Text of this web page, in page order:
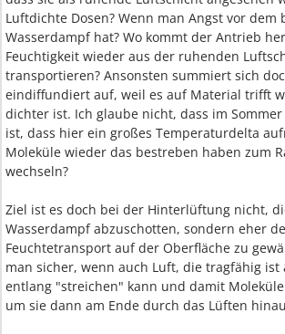
Luftdichte Dosen? Wenn man Angst vor dem
Wasserdampf hat? Wo kommt der Antrieb
Feuchtigkeit wieder aus der ruhenden
transportieren? Ansonsten summiert sich
eindiffundiert auf, weil es auf Material trifft
dichter ist. Ich glaube nicht, dass im
ist, dass hier ein großes Temperaturdelta
Moleküle wieder das bestreben haben zum
wechseln?
Ziel ist es doch bei der Hinterlüftung nicht,
Wasserdampf abzuschotten, sondern eher
Feuchtetransport auf der Oberfläche zu
man sicher, wenn auch Luft, die tragfähig ist
entlang "streichen" kann und damit
um sie dann am Ende durch das Lüften